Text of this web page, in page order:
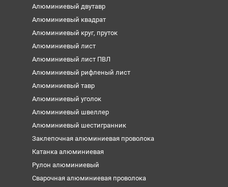
Алюминиевый двутавр
Алюминиевый квадрат
Алюминиевый круг, пруток
Алюминиевый лист
Алюминиевый лист ПВЛ
Алюминиевый рифленый лист
Алюминиевый тавр
Алюминиевый уголок
Алюминиевый швеллер
Алюминиевый шестигранник
Заклепочная алюминиевая проволока
Катанка алюминиевая
Рулон алюминиевый
Сварочная алюминиевая проволока